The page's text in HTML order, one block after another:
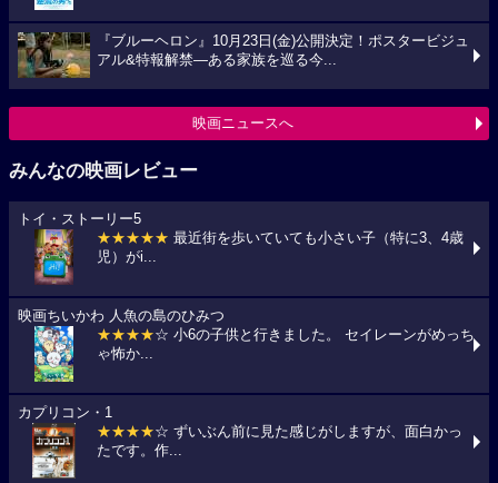
『ブルーヘロン』10月23日(金)公開決定！ポスタービジュ
アル&特報解禁―ある家族を巡る今...
映画ニュースへ
みんなの映画レビュー
トイ・ストーリー5
★★★★★ 最近街を歩いていても小さい子（特に3、4歳
児）がi...
映画ちいかわ 人魚の島のひみつ
★★★★☆ 小6の子供と行きました。 セイレーンがめっち
ゃ怖か...
カプリコン・1
★★★★☆ ずいぶん前に見た感じがしますが、面白かっ
たです。作...